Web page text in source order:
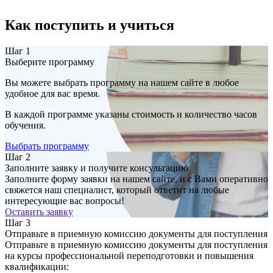
Как поступить и учиться
Шаг 1
Выберите программу
Вы можете выбрать программу на нашем сайте в любое
удобное для вас время.
В каждой программе указаны стоимость и количество часов
обучения.
Выбрать программу
Шаг 2
Заполните заявку и получите консультацию
Заполните форму заявки на нашем сайте, и с Вами оперативно
свяжется наш специалист, который ответит на любые
интересующие вас вопросы!
Оставить заявку
Шаг 3
Отправьте в приемную комиссию документы для поступления
Отправьте в приемную комиссию документы для поступления
на курсы профессиональной переподготовки и повышения
квалификации: